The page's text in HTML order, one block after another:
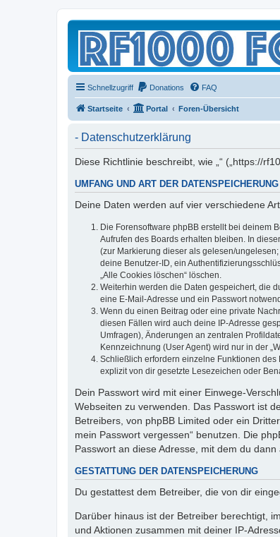
Schnellzugriff Donations FAQ
Startseite Portal Foren-Übersicht
- Datenschutzerklärung
Diese Richtlinie beschreibt, wie „“ („https://
UMFANG UND ART DER DATENSPEICHERUNG
Deine Daten werden auf vier verschiedene
Die Forensoftware phpBB erstellt bei deinem
Aufrufen des Boards erhalten bleiben. In
(zur Markierung dieser als gelesen/
deine Benutzer-ID, ein
„Alle Cookies löschen“ löschen.
Weiterhin werden die Daten gespeichert, die
eine E-Mail-Adresse und ein Passwort
Wenn du einen Beitrag oder eine private
diesen Fällen wird auch deine IP-Adresse
Umfragen), Änderungen an zentralen
Kennzeichnung (User Agent) wird nur in der
Schließlich erfordern einzelne Funktionen
explizit von dir gesetzte Lesezeichen oder
Dein Passwort wird mit einer Einwege-
Webseiten zu verwenden. Das Passwort ist
Betreibers, von phpBB Limited oder ein
mein Passwort vergessen“ benutzen. Die
Passwort an diese Adresse, mit dem du
GESTATTUNG DER DATENSPEICHERUNG
Du gestattest dem Betreiber, die von dir
Darüber hinaus ist der Betreiber berechtigt,
und Aktionen zusammen mit deiner IP-